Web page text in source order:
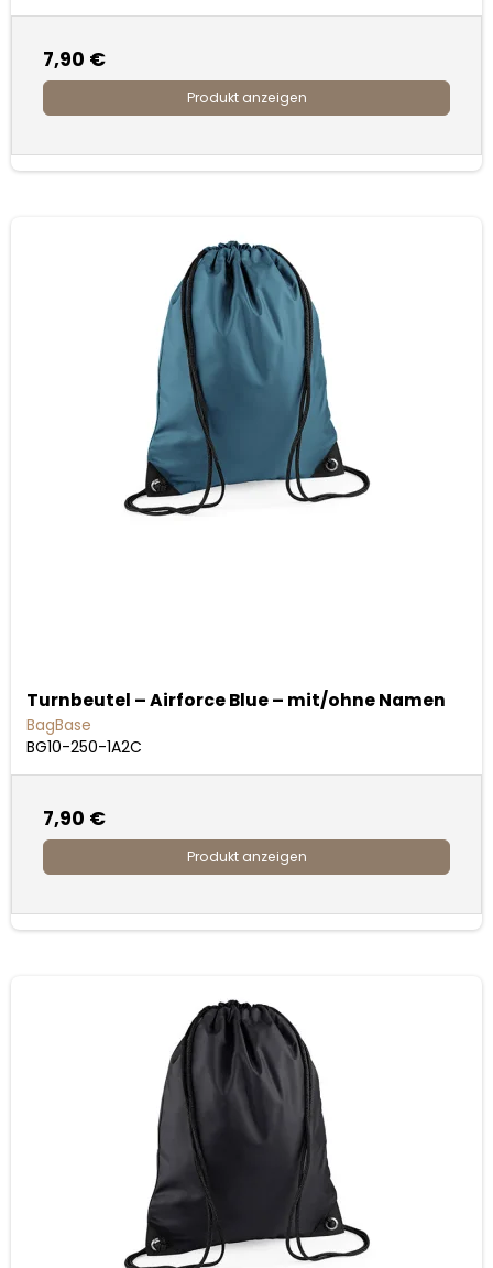
7,90 €
Produkt anzeigen
Turnbeutel – Airforce Blue – mit/ohne Namen
BagBase
BG10-250-1A2C
7,90 €
Produkt anzeigen